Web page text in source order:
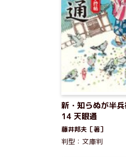
新・知らぬが半
14 天眼通
藤井邦夫［著］
判型：文庫判